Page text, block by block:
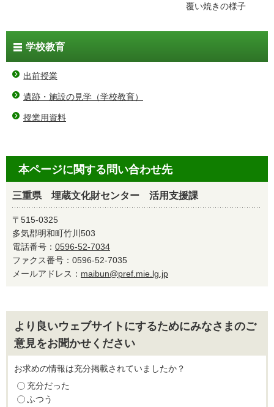
覆い焼きの様子
学校教育
出前授業
遺跡・施設の見学（学校教育）
授業用資料
本ページに関する問い合わせ先
三重県 埋蔵文化財センター 活用支援課
〒515-0325
多気郡明和町竹川503
電話番号： 0596-52-7034
ファクス番号：0596-52-7035
メールアドレス： maibun@pref.mie.lg.jp
より良いウェブサイトにするためにみなさまのご
意見をお聞かせください
お求めの情報は充分掲載されていましたか？
充分だった
ふつう